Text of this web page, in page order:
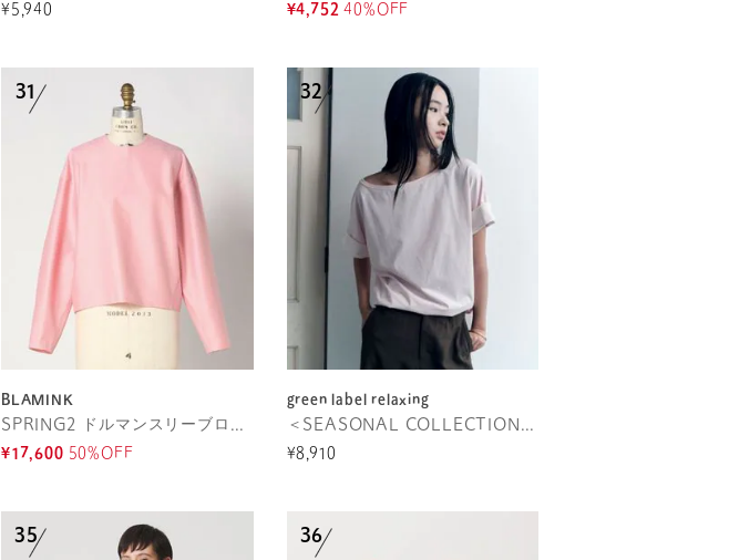
¥5,940 ¥4,752 40%OFF
BLAMINK
SPRING2 ドルマンスリーブロングスリーブ
¥17,600 50%OFF
green label relaxing
＜SEASONAL COLLECTION＞LOTUS Tシャツ
¥8,910